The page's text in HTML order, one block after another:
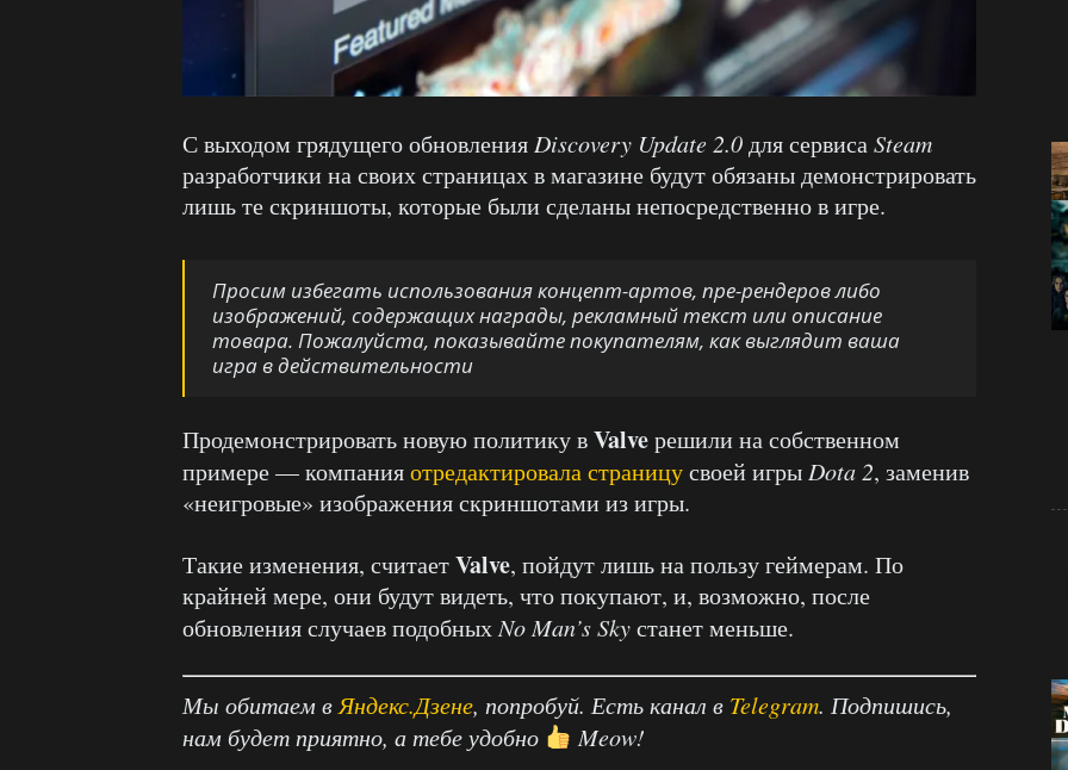
С выходом грядущего обновления Discovery Update 2.0для сервисаSteam
разработчики на своих страницах в магазине будут обязаны демонстрировать
лишь те скриншоты, которые были сделаны непосредственно в игре.
Просим избегать использования концепт-артов, пре-рендеров либо
изображений, содержащих награды, рекламный текст или описание
товара. Пожалуйста, показывайте покупателям, как выглядит ваша
игра в действительности
Продемонстрировать новую политику вValveрешили на собственном
примере — компанияотредактировала страницусвоей игры Dota 2, заменив
«неигровые» изображения скриншотами из игры.
Такие изменения, считаетValve, пойдут лишь на пользу геймерам. По
крайней мере, они будут видеть, что покупают, и, возможно, после
обновления случаев подобныхNo Man’s Skyстанет меньше.
Мы обитаем в Яндекс.Дзене, попробуй. Есть канал в Telegram. Подпишись,
нам будет приятно, а тебе удобно
Meow!